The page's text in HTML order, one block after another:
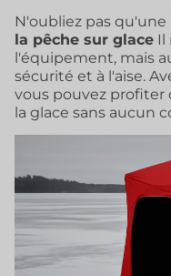
N'oubliez pas qu'une
la pêche sur glace Il
l'équipement, mais
sécurité et à l'aise.
vous pouvez
la glace sans aucun